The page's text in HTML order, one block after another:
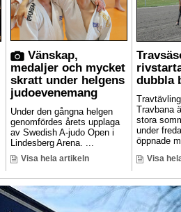
Vänskap,
medaljer och mycket
skratt under helgens
judoevenemang
Under den gångna helgen
genomfördes årets upplaga
av Swedish A-judo Open i
Lindesberg Arena. ...
Visa hela artikeln
dubbla
Travbana
stora
under
öppnade
Visa